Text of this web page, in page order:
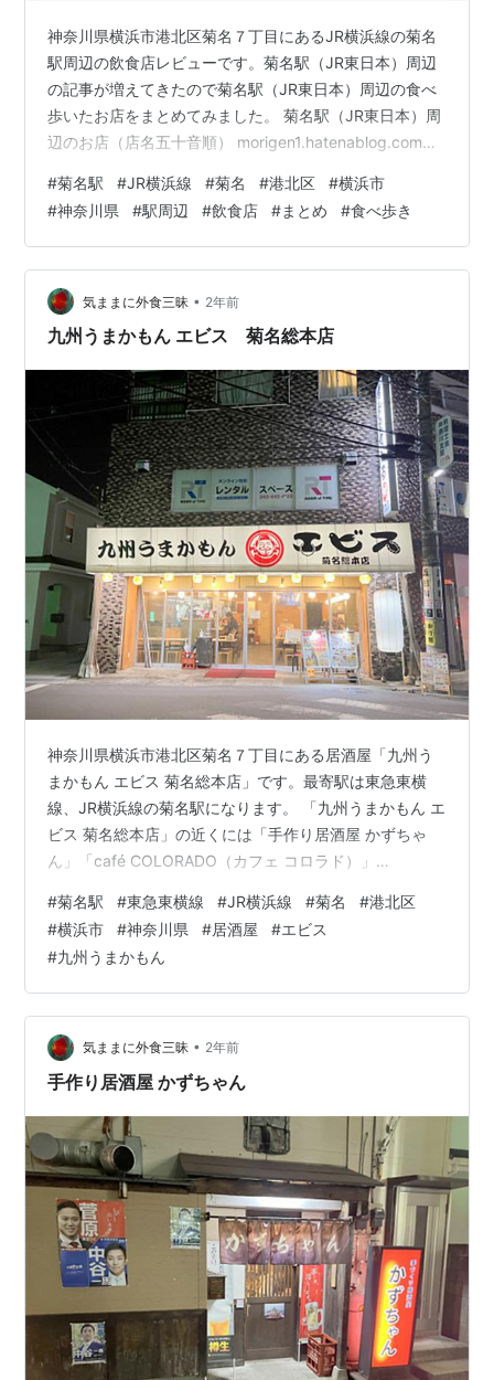
神奈川県横浜市港北区菊名７丁目にあるJR横浜線の菊名
駅周辺の飲食店レビューです。菊名駅（JR東日本）周辺
の記事が増えてきたので菊名駅（JR東日本）周辺の食べ
歩いたお店をまとめてみました。 菊名駅（JR東日本）周
辺のお店（店名五十音順） morigen1.hatenablog.com
morigen1.hatenablog.com morigen1.hatenablog.com
（参考記事） morigen1.hatenablog.com
morigen1.hatenablog.com ブログランキン…
#菊名駅 #JR横浜線 #菊名 #港北区 #横浜市
#神奈川県 #駅周辺 #飲食店 #まとめ #食べ歩き
気ままに外食三昧 • 2年前
九州うまかもん エビス 菊名総本店
神奈川県横浜市港北区菊名７丁目にある居酒屋「九州う
まかもん エビス 菊名総本店」です。最寄駅は東急東横
線、JR横浜線の菊名駅になります。 「九州うまかもん エ
ビス 菊名総本店」の近くには「手作り居酒屋 かずちゃ
ん」「café COLORADO（カフェ コロラド）」
があります。 morigen1.hatenablog.com
morigen1.hatenablog.com morigen1.hatenablog.com
「九州うまかもん エビス 菊名総本店」へは夕食の時間帯
に行きました。仕事帰りに菊名駅で途中下車。駅周辺で
食事…
#菊名駅 #東急東横線 #JR横浜線 #菊名 #港北区
#横浜市 #神奈川県 #居酒屋 #エビス
#九州うまかもん
気ままに外食三昧 • 2年前
手作り居酒屋 かずちゃん